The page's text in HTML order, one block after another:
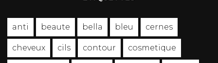
anti beaute bella bleu cernes
cheveux cils contour cosmetique